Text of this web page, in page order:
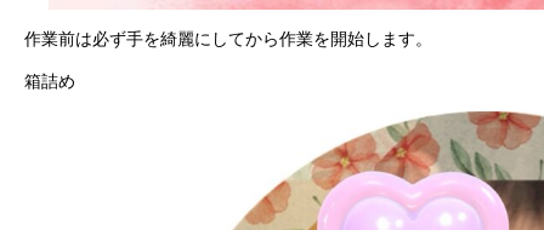
作業前は必ず手を綺麗にしてから作業を開始します。
箱詰め